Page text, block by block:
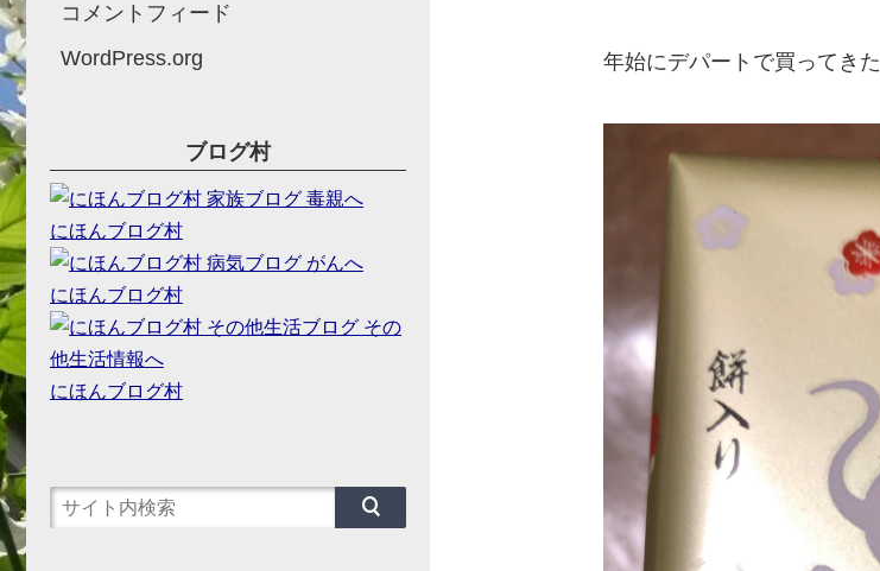
年始にデパートで買ってきた
コメントフィード
WordPress.org
ブログ村
にほんブログ村
にほんブログ村
にほんブログ村